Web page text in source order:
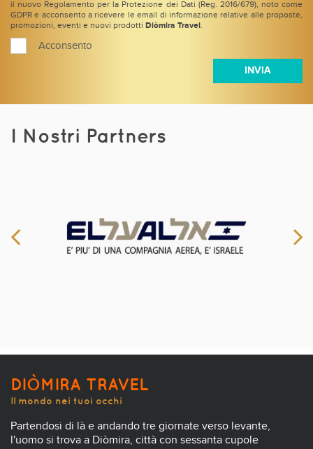
il nuovo Regolamento per la Protezione dei Dati (Reg. 2016/679), noto come
GDPR e acconsento a ricevere le email di informazione relative alle proposte,
promozioni, eventi e nuovi prodotti Diòmira Travel .
Acconsento
I Nostri Partners
DIÒMIRA TRAVEL
Il mondo nei tuoi occhi
Partendosi di là e andando tre giornate verso levante,
l'uomo si trova a Diòmira, città con sessanta cupole